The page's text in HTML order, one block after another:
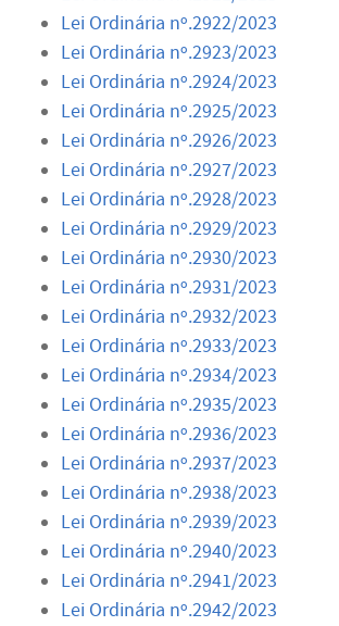
Lei Ordinária nº.2922/2023
Lei Ordinária nº.2923/2023
Lei Ordinária nº.2924/2023
Lei Ordinária nº.2925/2023
Lei Ordinária nº.2926/2023
Lei Ordinária nº.2927/2023
Lei Ordinária nº.2928/2023
Lei Ordinária nº.2929/2023
Lei Ordinária nº.2930/2023
Lei Ordinária nº.2931/2023
Lei Ordinária nº.2932/2023
Lei Ordinária nº.2933/2023
Lei Ordinária nº.2934/2023
Lei Ordinária nº.2935/2023
Lei Ordinária nº.2936/2023
Lei Ordinária nº.2937/2023
Lei Ordinária nº.2938/2023
Lei Ordinária nº.2939/2023
Lei Ordinária nº.2940/2023
Lei Ordinária nº.2941/2023
Lei Ordinária nº.2942/2023